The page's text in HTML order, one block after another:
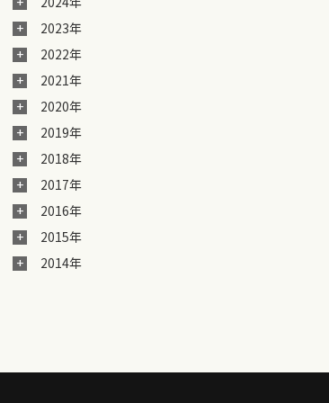
2023年
2022年
2021年
2020年
2019年
2018年
2017年
2016年
2015年
2014年